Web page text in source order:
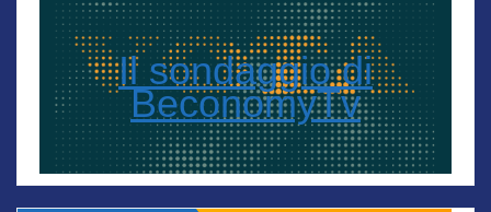
Il sondaggio di
BeconomyTv